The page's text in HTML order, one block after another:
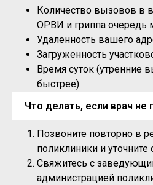
Количество вызовов в
ОРВИ и гриппа очередь
Удаленность вашего
Загруженность
Время суток (утренние
быстрее)
Что делать, если врач не
Позвоните повторно в
поликлиники и уточните
Свяжитесь с
администрацией